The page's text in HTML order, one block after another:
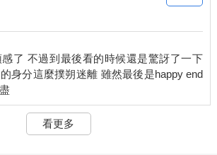
出蘑菇時，外出搜集情報的魔物管家，回來
道，「也許您需要外出一趟。」
地應著，「什麼？外出！」
跳起來，瞪著威廉，「你不是說最近外面危
了 不過到最後看的時候還是驚訝了一下
身分這麼撲朔迷離 雖然最後是happy end
看更多